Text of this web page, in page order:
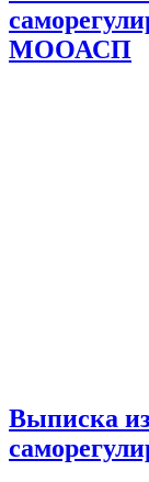
МООАСП
Выписка